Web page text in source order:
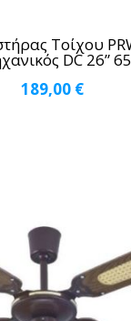
Τοίχου
DC 26”
189,00 €